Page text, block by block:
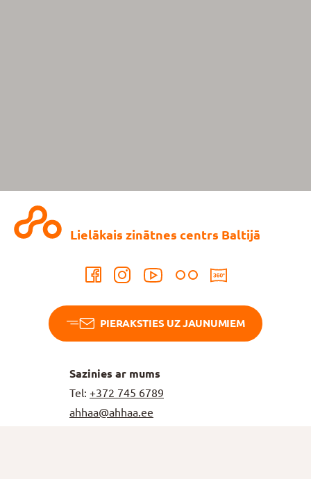
Lielākais zinātnes centrs Baltijā
PIERAKSTIES UZ JAUNUMIEM
Sazinies ar mums
Tel: +372 745 6789
ahhaa@ahhaa.ee